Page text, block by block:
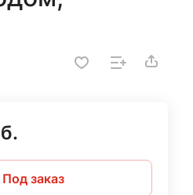
Под заказ